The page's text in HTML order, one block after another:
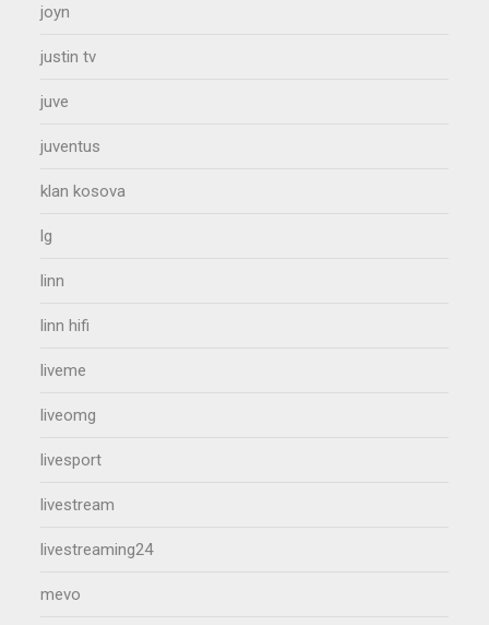
joyn
justin tv
juve
juventus
klan kosova
lg
linn
linn hifi
liveme
liveomg
livesport
livestream
livestreaming24
mevo